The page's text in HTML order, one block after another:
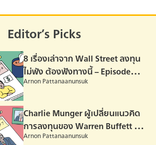
Editor’s Picks
8 เรื่องเล่าจาก Wall Street ลงทุน
ไม่พัง ต้องฟังทางนี้ – Episode
Pilot
Arnon Pattanaanunsuk
Charlie Munger ผู้เปลี่ยนแนวคิด
การลงทุนของ Warren Buffett –
Episode 07
Arnon Pattanaanunsuk